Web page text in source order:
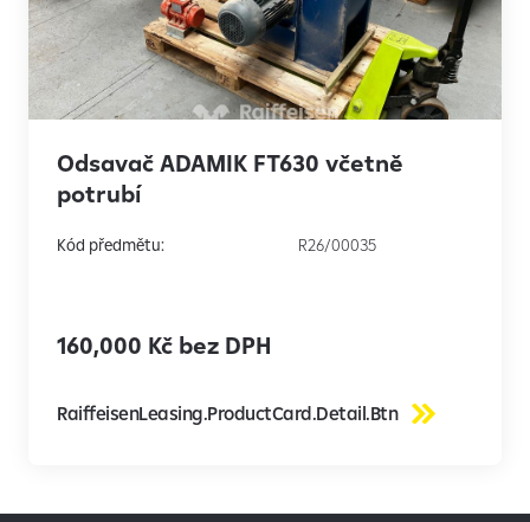
Odsavač ADAMIK FT630 včetně
potrubí
Kód předmětu: R26/00035
160,000 Kč bez DPH
RaiffeisenLeasing.ProductCard.Detail.Btn